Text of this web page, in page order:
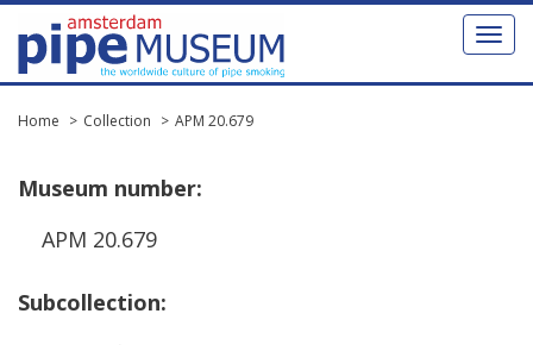
Toggle
Home Collection APM 20.679
Museum number:
APM 20.679
Subcollection: